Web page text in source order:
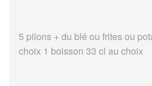
5 pilons + du blé ou frites ou
choix 1 boisson 33 cl au choix